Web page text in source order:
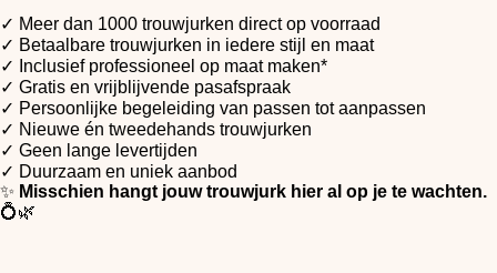
✓ Meer dan 1000 trouwjurken direct op voorraad
✓ Betaalbare trouwjurken in iedere stijl en maat
✓ Inclusief professioneel op maat maken*
✓ Gratis en vrijblijvende pasafspraak
✓ Persoonlijke begeleiding van passen tot aanpassen
✓ Nieuwe én tweedehands trouwjurken
✓ Geen lange levertijden
✓ Duurzaam en uniek aanbod
✨ Misschien hangt jouw trouwjurk hier al op je te wachten.
💍🌿